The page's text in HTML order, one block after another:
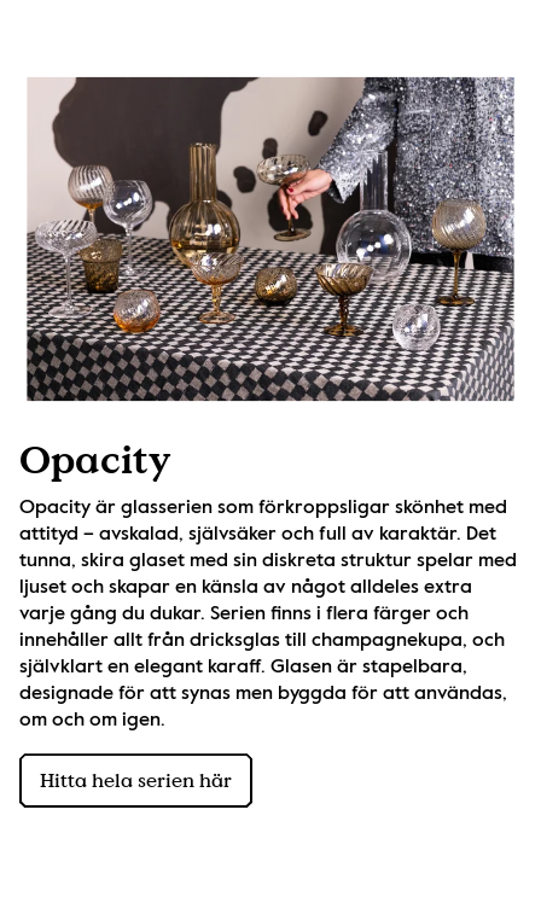
Opacity
Opacity är glasserien som förkroppsligar skönhet med
attityd – avskalad, självsäker och full av karaktär. Det
tunna, skira glaset med sin diskreta struktur spelar med
ljuset och skapar en känsla av något alldeles extra
varje gång du dukar. Serien finns i flera färger och
innehåller allt från dricksglas till champagnekupa, och
självklart en elegant karaff. Glasen är stapelbara,
designade för att synas men byggda för att användas,
om och om igen.
Hitta hela serien här